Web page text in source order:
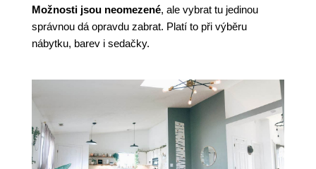
Možnosti jsou neomezené, ale vybrat tu jedinou
správnou dá opravdu zabrat. Platí to při výběru
nábytku, barev i sedačky.